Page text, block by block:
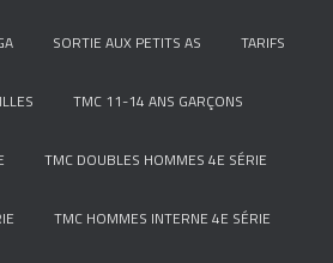
SORTIE AUX PETITS AS TARIFS
TMC 11-14 ANS GARÇONS
TMC DOUBLES HOMMES 4E SÉRIE
TMC HOMMES INTERNE 4E SÉRIE